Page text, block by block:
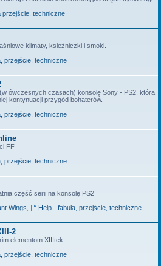
przejście, techniczne
klimaty, ksieżniczki i smoki.
przejście, techniczne
ówczesnych czasach) konsolę Sony - PS2, która
kontynuacji przygód bohaterów.
przejście, techniczne
FF
przejście, techniczne
część serii na konsolę PS2
Wings
Help - fabuła, przejście, techniczne
2
elementom XIIItek.
przejście, techniczne